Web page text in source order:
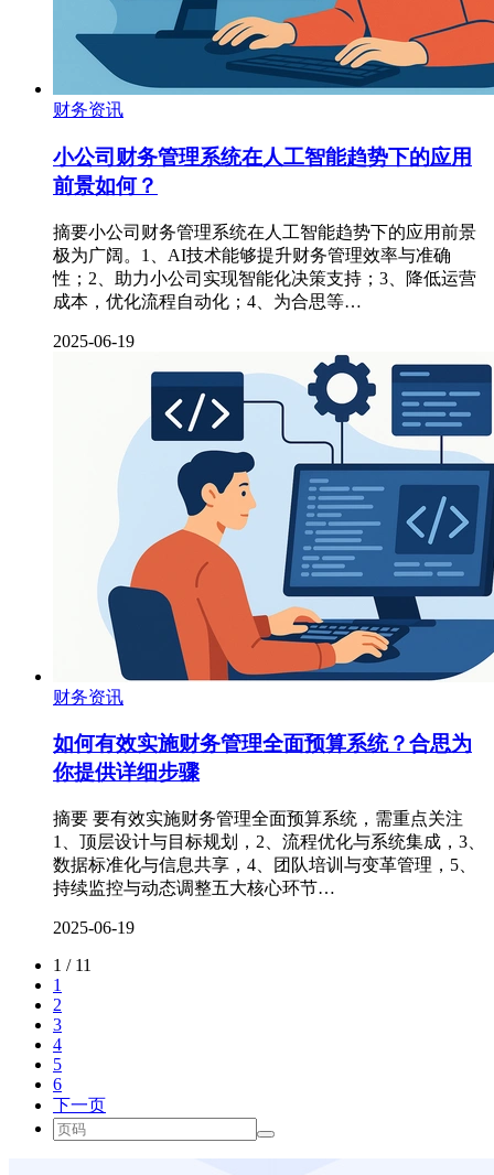
财务资讯
小公司财务管理系统在人工智能趋势下的应用
前景如何？
摘要小公司财务管理系统在人工智能趋势下的应用前景
极为广阔。1、AI技术能够提升财务管理效率与准确
性；2、助力小公司实现智能化决策支持；3、降低运营
成本，优化流程自动化；4、为合思等…
2025-06-19
财务资讯
如何有效实施财务管理全面预算系统？合思为
你提供详细步骤
摘要 要有效实施财务管理全面预算系统，需重点关注
1、顶层设计与目标规划，2、流程优化与系统集成，3、
数据标准化与信息共享，4、团队培训与变革管理，5、
持续监控与动态调整五大核心环节…
2025-06-19
1 / 11
1
2
3
4
5
6
下一页